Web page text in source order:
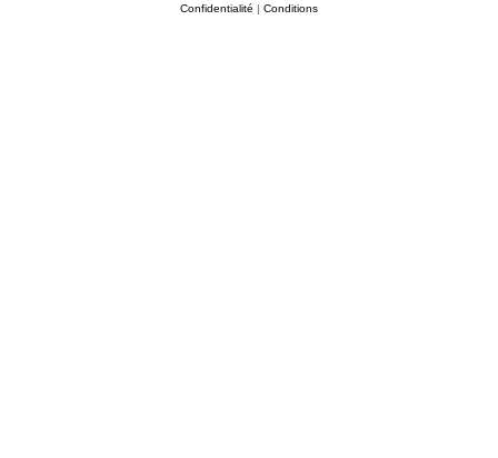
Confidentialité | Conditions